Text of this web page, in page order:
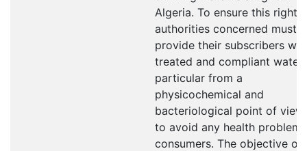
Algeria. To ensure this right,
authorities concerned must
provide their subscribers
treated and compliant
particular from a
physicochemical and
bacteriological point of view,
to avoid any health problem
consumers. The objective of